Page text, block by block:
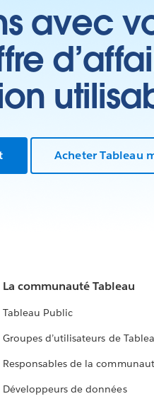
avec
Acheter Tableau
La communauté Tableau
Tableau Public
Groupes d’utilisateurs de
Responsables de la
Développeurs de données